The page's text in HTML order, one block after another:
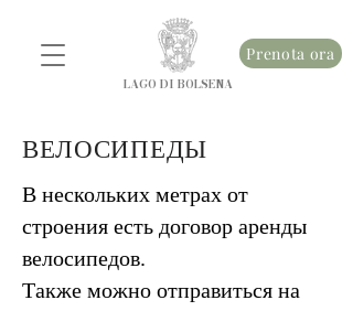
Prenota ora
LAGO DI BOLSENA
ВЕЛОСИПЕДЫ
В нескольких метрах от
строения есть договор аренды
велосипедов.
Также можно отправиться на